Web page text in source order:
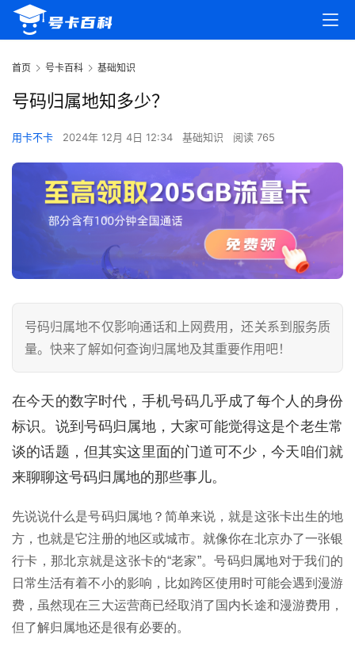
首页 号卡百科 基础知识
号码归属地知多少？
用卡不卡 2024年 12月 4日 12:34 基础知识 阅读 765
号码归属地不仅影响通话和上网费用，还关系到服务质
量。快来了解如何查询归属地及其重要作用吧！
在今天的数字时代，手机号码几乎成了每个人的身份
标识。说到号码归属地，大家可能觉得这是个老生常
谈的话题，但其实这里面的门道可不少，今天咱们就
来聊聊这号码归属地的那些事儿。
先说说什么是号码归属地？简单来说，就是这张卡出生的地
方，也就是它注册的地区或城市。就像你在北京办了一张银
行卡，那北京就是这张卡的“老家”。号码归属地对于我们的
日常生活有着不小的影响，比如跨区使用时可能会遇到漫游
费，虽然现在三大运营商已经取消了国内长途和漫游费用，
但了解归属地还是很有必要的。